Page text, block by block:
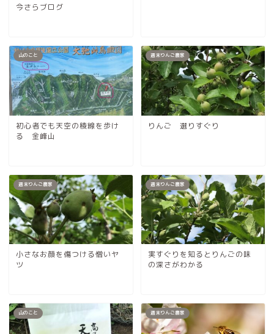
今さらブログ
山のこと
初心者でも天空の稜線を歩け
る 金峰山
週末りんご農家
りんご 選りすぐり
週末りんご農家
小さなお顔を傷つける憎いヤ
ツ
週末りんご農家
実すぐりを知るとりんごの味
の深さがわかる
山のこと 週末りんご農家